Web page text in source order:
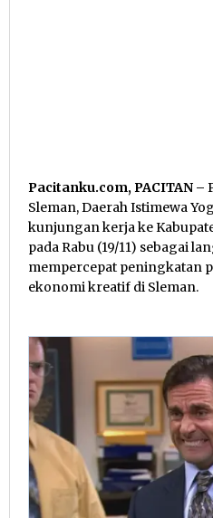
Pacitanku.com, PACITAN –
Sleman, Daerah Istimewa
kunjungan kerja ke
pada Rabu (19/11) sebagai
mempercepat peningkatan
ekonomi kreatif di Sleman.